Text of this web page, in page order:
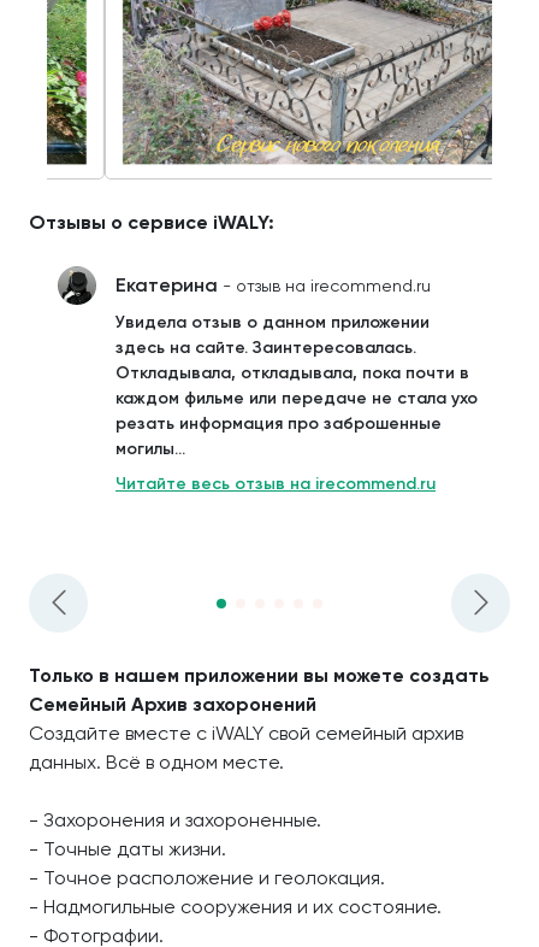
Отзывы о сервисе iWALY:
Екатерина - отзыв на irecommend.ru
Увидела отзыв о данном приложении
здесь на сайте. Заинтересовалась.
Откладывала, откладывала, пока почти в
каждом фильме или передаче не стала ухо
резать информация про заброшенные
могилы...
Читайте весь отзыв на irecommend.ru
Только в нашем приложении вы можете создать
Семейный Архив захоронений
Создайте вместе с iWALY свой семейный архив
данных. Всё в одном месте.
- Захоронения и захороненные.
- Точные даты жизни.
- Точное расположение и геолокация.
- Надмогильные сооружения и их состояние.
- Фотографии.